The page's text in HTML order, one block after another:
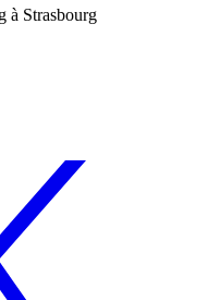
à Strasbourg